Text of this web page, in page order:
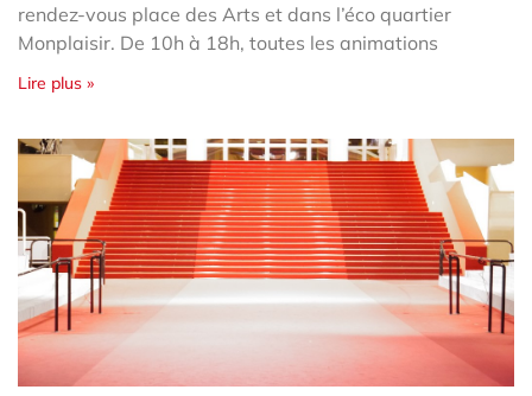
rendez-vous place des Arts et dans l’éco quartier
Monplaisir. De 10h à 18h, toutes les animations
Lire plus »